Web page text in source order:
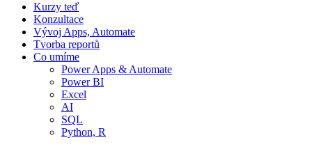
Kurzy teď
Konzultace
Vývoj Apps, Automate
Tvorba reportů
Co umíme
Power Apps & Automate
Power BI
Excel
AI
SQL
Python, R